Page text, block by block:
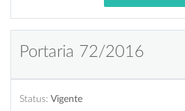
Portaria 72/2016
Status: Vigente